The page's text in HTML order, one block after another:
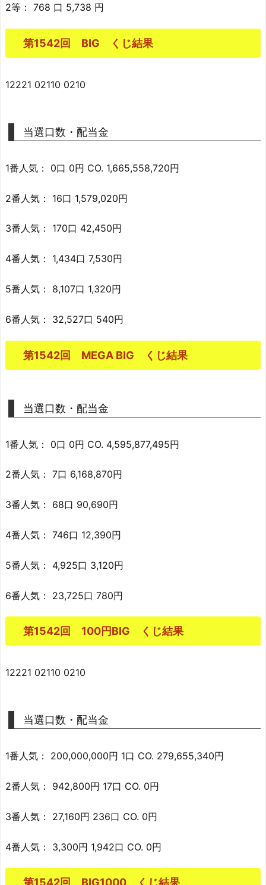
2等： 768 口 5,738 円
第1542回 BIG くじ結果
12221 02110 0210
当選口数・配当金
1番人気： 0口 0円 CO. 1,665,558,720円
2番人気： 16口 1,579,020円
3番人気： 170口 42,450円
4番人気： 1,434口 7,530円
5番人気： 8,107口 1,320円
6番人気： 32,527口 540円
第1542回 MEGA BIG くじ結果
当選口数・配当金
1番人気： 0口 0円 CO. 4,595,877,495円
2番人気： 7口 6,168,870円
3番人気： 68口 90,690円
4番人気： 746口 12,390円
5番人気： 4,925口 3,120円
6番人気： 23,725口 780円
第1542回 100円BIG くじ結果
12221 02110 0210
当選口数・配当金
1番人気： 200,000,000円 1口 CO. 279,655,340円
2番人気： 942,800円 17口 CO. 0円
3番人気： 27,160円 236口 CO. 0円
4番人気： 3,300円 1,942口 CO. 0円